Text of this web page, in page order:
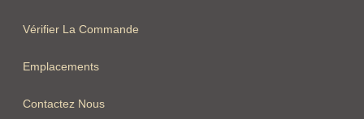
Vérifier La Commande
Emplacements
Contactez Nous